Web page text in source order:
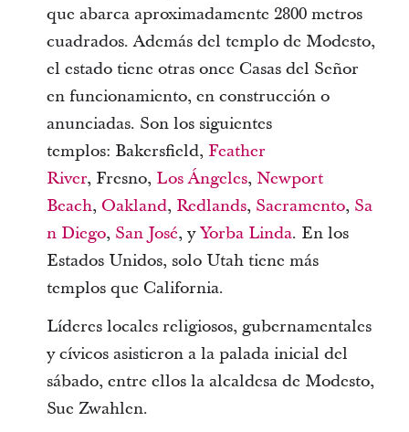
que abarca aproximadamente 2800 metros
cuadrados. Además del templo de Modesto,
el estado tiene otras once Casas del Señor
en funcionamiento, en construcción o
anunciadas. Son los siguientes
templos: Bakersfield, Feather
River, Fresno, Los Ángeles, Newport
Beach, Oakland, Redlands, Sacramento, Sa
n Diego, San José, yYorba Linda. En los
Estados Unidos, solo Utah tiene más
templos que California.
Líderes locales religiosos, gubernamentales
y cívicos asistieron a la palada inicial del
sábado, entre ellos la alcaldesa de Modesto,
Sue Zwahlen.